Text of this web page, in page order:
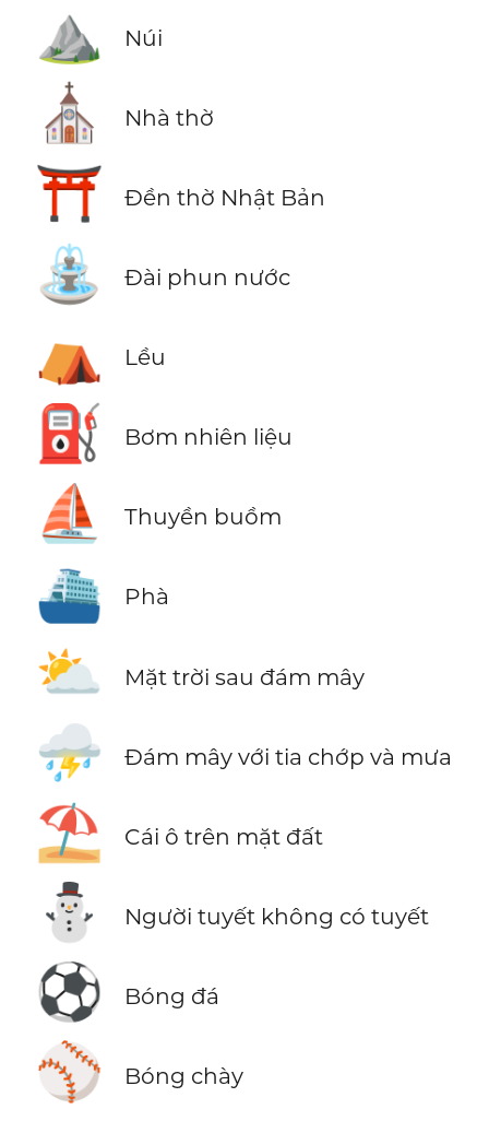
⛰️ Núi
⛪ Nhà thờ
⛩️ Đền thờ Nhật Bản
⛲ Đài phun nước
⛺ Lều
⛽ Bơm nhiên liệu
⛵ Thuyền buồm
⛴️ Phà
⛅ Mặt trời sau đám mây
⛈️ Đám mây với tia chớp và mưa
⛱️ Cái ô trên mặt đất
⛄ Người tuyết không có tuyết
⚽ Bóng đá
⚾ Bóng chày